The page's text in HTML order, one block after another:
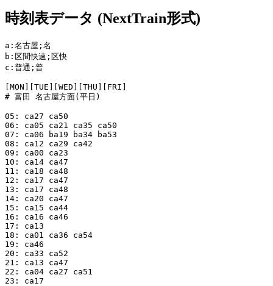
時刻表データ (NextTrain形式)
a:名古屋;名
b:区間快速;区快
c:普通;普
[MON][TUE][WED][THU][FRI]
# 富田 名古屋方面(平日)
05: ca27 ca50
06: ca05 ca21 ca35 ca50
07: ca06 ba19 ba34 ba53
08: ca12 ca29 ca42
09: ca00 ca23
10: ca14 ca47
11: ca18 ca48
12: ca17 ca47
13: ca17 ca48
14: ca20 ca47
15: ca15 ca44
16: ca16 ca46
17: ca13
18: ca01 ca36 ca54
19: ca46
20: ca33 ca52
21: ca13 ca47
22: ca04 ca27 ca51
23: ca17